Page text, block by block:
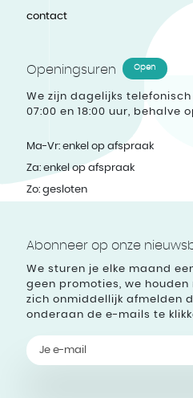
contact
Openingsuren Open
We zijn dagelijks
07:00 en 18:00 uur, behalve
Ma-Vr: enkel op afspraak
Za: enkel op afspraak
Zo: gesloten
Abonneer op onze
We sturen je elke maand
geen promoties, we houden
zich onmiddellijk afmelden
onderaan de e-mails te